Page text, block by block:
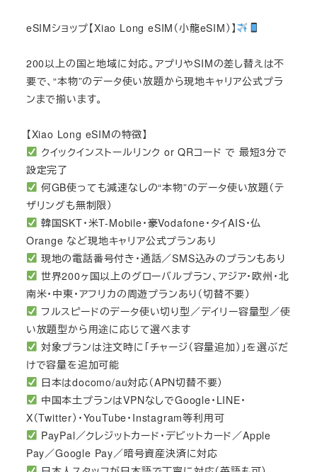
eSIMショップ【Xiao Long eSIM（小龍eSIM）】
200以上の国と地域に対応。アプリやSIMの差し替えは不
要で、“本物”のデータ使い放題から現地キャリア公式プラ
ンまで揃います。
【Xiao Long eSIMの特徴】
クイックインストールリンク or QRコード で 最短3分で
設定完了
何GB使っても減速なしの“本物”のデータ使い放題（テ
ザリングも無制限）
韓国SKT・米T-Mobile・豪Vodafone・タイAIS・仏
Orange など現地キャリア公式プランあり
現地の電話番号付き・通話／SMS込みのプランもあり
世界200ヶ国以上のグローバルプラン、アジア・欧州・北
南米・中東・アフリカの周遊プランあり（切替不要）
フルスピードのデータ使い切り型／デイリー容量型／使
い放題型から用途に応じて選べます
対象プランは注文時に「チャージ（容量追加）」を選ぶだ
けで容量を追加可能
日本はdocomo/au対応（APN切替不要）
中国本土プランはVPNなしでGoogle・LINE・
X（Twitter）・YouTube・Instagram等利用可
PayPal／クレジットカード・デビットカード／Apple
Pay／Google Pay／暗号資産決済に対応